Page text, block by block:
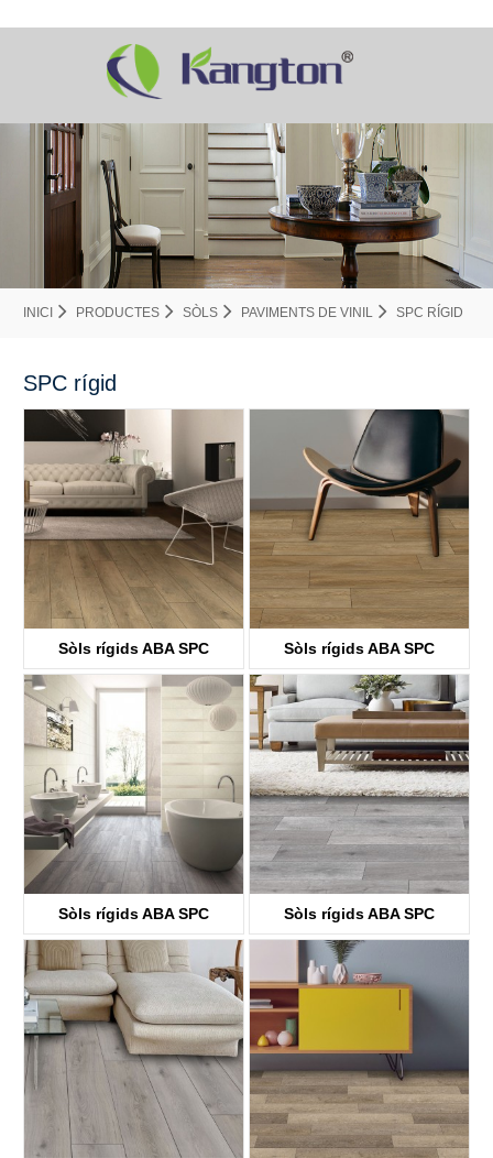
INICI PRODUCTES SÒLS PAVIMENTS DE VINIL SPC RÍGID
SPC rígid
Sòls rígids ABA SPC
KTV8033
Sòls rígids ABA SPC
KTV8034
Sòls rígids ABA SPC
KTV8035
Sòls rígids ABA SPC
KTV4058